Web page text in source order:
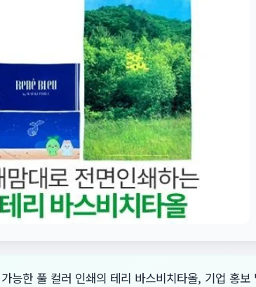
능한 풀 컬러 인쇄의 테리 바스비치타올, 기업 홍